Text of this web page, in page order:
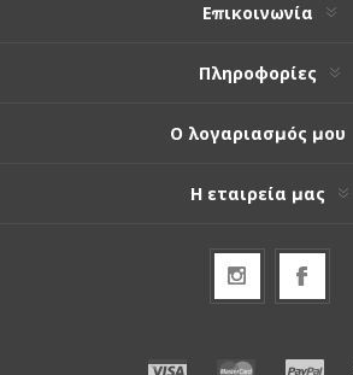
Επικοινωνία
Πληροφορίες
Ο λογαριασμός μου
Η εταιρεία μας